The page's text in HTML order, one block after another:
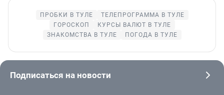
ПРОБКИ В ТУЛЕ
ТЕЛЕПРОГРАММА В ТУЛЕ
ГОРОСКОП
КУРСЫ ВАЛЮТ В ТУЛЕ
ЗНАКОМСТВА В ТУЛЕ
ПОГОДА В ТУЛЕ
Подписаться на новости